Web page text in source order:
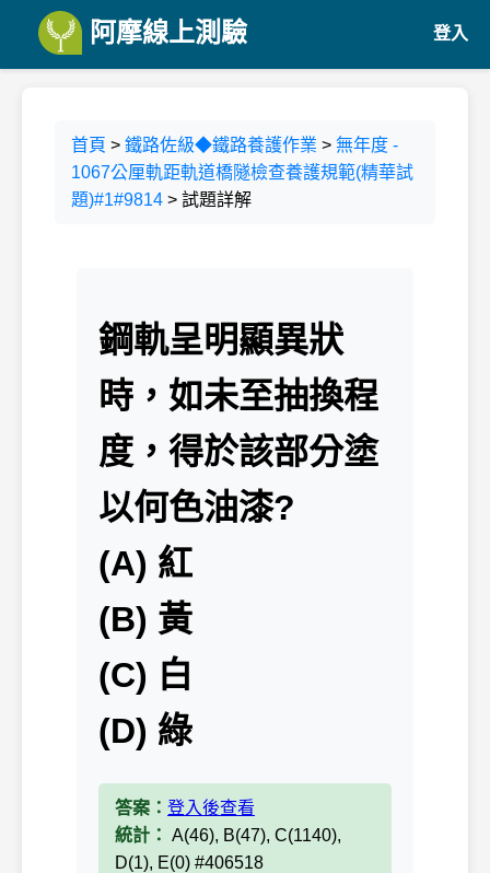
阿摩線上測驗 登入
首頁 > 鐵路佐級◆鐵路養護作業 > 無年度 -
1067公厘軌距軌道橋隧檢查養護規範(精華試
題)#1#9814 > 試題詳解
鋼軌呈明顯異狀
時，如未至抽換程
度，得於該部分塗
以何色油漆?
(A) 紅
(B) 黃
(C) 白
(D) 綠
答案： 登入後查看
統計： A(46), B(47), C(1140),
D(1), E(0) #406518